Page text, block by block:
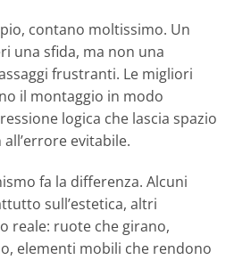
contano moltissimo. Un
una sfida, ma non una
frustranti. Le migliori
il montaggio in modo
logica che lascia spazio
evitabile.
fa la differenza. Alcuni
sull’estetica, altri
reale: ruote che girano,
elementi mobili che rendono